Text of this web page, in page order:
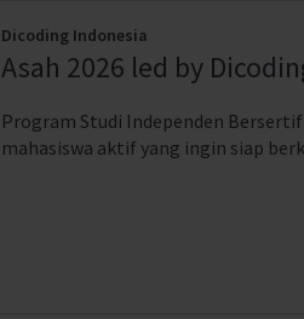
Dicoding Indonesia
Asah 2026 led by
Program Studi Independen
mahasiswa aktif yang ingin siap